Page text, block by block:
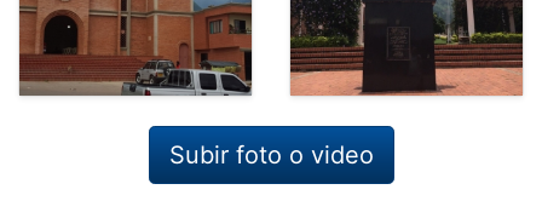
Subir foto o video